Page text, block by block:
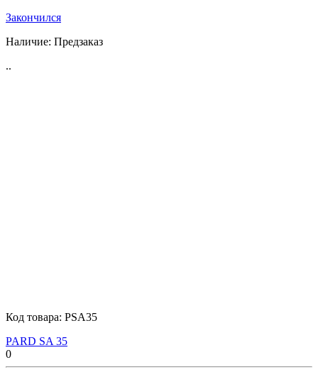
Закончился
Наличие: Предзаказ
..
Код товара: PSA35
PARD SA 35
0